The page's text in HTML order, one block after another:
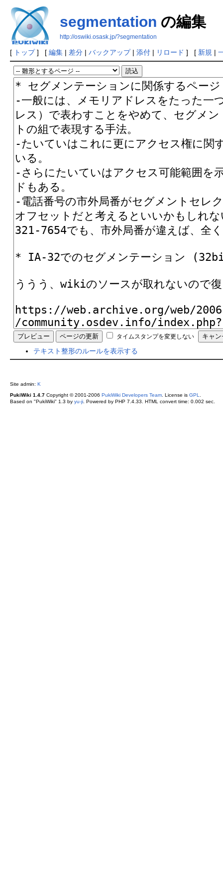
segmentation の編集
http://oswiki.osask.jp/?segmentation
[ トップ] [ 編集| 差分| バックアップ| 添付| リロード ] [ 新規 |
タイムスタンプを変更しない
テキスト整形のルールを表示する
Site admin: K
PukiWiki 1.4.7Copyright © 2001-2006 PukiWiki Developers Team. License is GPL
Based on "PukiWiki" 1.3 by yu-ji. Powered by PHP 7.4.33. HTML convert time: 0.002 sec.